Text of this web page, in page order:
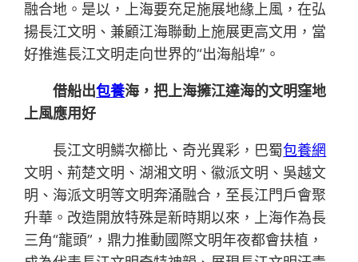
融合地。是以，上海要充足施展地緣上風，在弘
揚長江文明、兼顧江海聯動上施展更高文用，當
好推進長江文明走向世界的“出海船埠”。
借船出包養海，把上海擁江達海的文明窪地
上風應用好
長江文明鱗次櫛比、奇光異彩，巴蜀包養網
文明、荊楚文明、湖湘文明、徽派文明、吳越文
明、海派文明等文明奔涌融合，至長江門戶會聚
升華。改造開放特殊是新時期以來，上海作為長
三角“龍頭”，鼎力推動國際文明年夜都會扶植，